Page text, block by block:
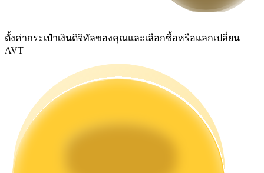
การปักหลัก
ผลตอบแทนสูงและเข้าถึงได้ทันที
ตั้งค่ากระเป๋าเงินดิจิทัลของคุณและเลือกซื้อหรือแลกเปลี่ยน
AVT